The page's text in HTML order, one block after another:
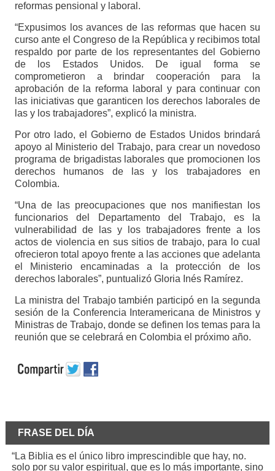
reformas pensional y laboral.
“Expusimos los avances de las reformas que hacen su
curso ante el Congreso de la República y recibimos total
respaldo por parte de los representantes del Gobierno
de los Estados Unidos. De igual forma se
comprometieron a brindar cooperación para la
aprobación de la reforma laboral y para continuar con
las iniciativas que garanticen los derechos laborales de
las y los trabajadores”, explicó la ministra.
Por otro lado, el Gobierno de Estados Unidos brindará
apoyo al Ministerio del Trabajo, para crear un novedoso
programa de brigadistas laborales que promocionen los
derechos humanos de las y los trabajadores en
Colombia.
“Una de las preocupaciones que nos manifiestan los
funcionarios del Departamento del Trabajo, es la
vulnerabilidad de las y los trabajadores frente a los
actos de violencia en sus sitios de trabajo, para lo cual
ofrecieron total apoyo frente a las acciones que adelanta
el Ministerio encaminadas a la protección de los
derechos laborales”, puntualizó Gloria Inés Ramírez.
La ministra del Trabajo también participó en la segunda
sesión de la Conferencia Interamericana de Ministros y
Ministras de Trabajo, donde se definen los temas para la
reunión que se celebrará en Colombia el próximo año.
FRASE DEL DÍA
“La Biblia es el único libro imprescindible que hay, no.
solo por su valor espiritual, que es lo más importante, sino